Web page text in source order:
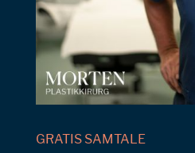
GRATIS SAMTALE